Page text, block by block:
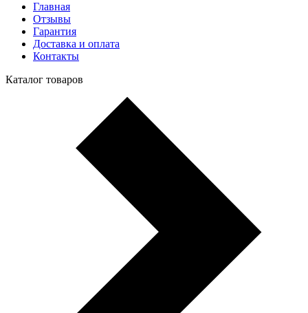
Главная
Отзывы
Гарантия
Доставка и оплата
Контакты
Каталог товаров